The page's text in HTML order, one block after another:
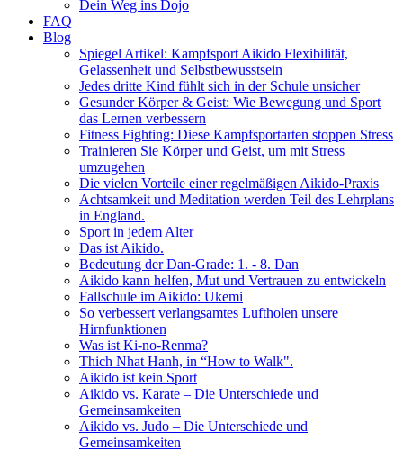
Dein Weg ins Dojo
FAQ
Blog
Spiegel Artikel: Kampfsport Aikido Flexibilität,
Gelassenheit und Selbstbewusstsein
Jedes dritte Kind fühlt sich in der Schule unsicher
Gesunder Körper & Geist: Wie Bewegung und Sport
das Lernen verbessern
Fitness Fighting: Diese Kampfsportarten stoppen Stress
Trainieren Sie Körper und Geist, um mit Stress
umzugehen
Die vielen Vorteile einer regelmäßigen Aikido-Praxis
Achtsamkeit und Meditation werden Teil des Lehrplans
in England.
Sport in jedem Alter
Das ist Aikido.
Bedeutung der Dan-Grade: 1. - 8. Dan
Aikido kann helfen, Mut und Vertrauen zu entwickeln
Fallschule im Aikido: Ukemi
So verbessert verlangsamtes Luftholen unsere
Hirnfunktionen
Was ist Ki-no-Renma?
Thich Nhat Hanh, in “How to Walk".
Aikido ist kein Sport
Aikido vs. Karate – Die Unterschiede und
Gemeinsamkeiten
Aikido vs. Judo – Die Unterschiede und
Gemeinsamkeiten